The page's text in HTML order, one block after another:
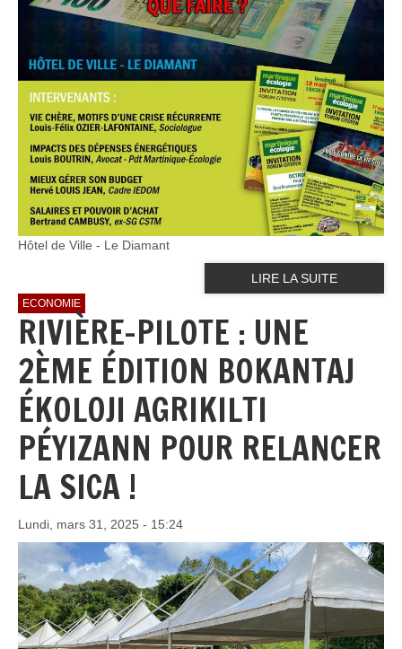
Hôtel de Ville - Le Diamant
LIRE LA SUITE
ECONOMIE
RIVIÈRE-PILOTE : UNE
2ÈME ÉDITION BOKANTAJ
ÉKOLOJI AGRIKILTI
PÉYIZANN POUR RELANCER
LA SICA !
Lundi, mars 31, 2025 - 15:24